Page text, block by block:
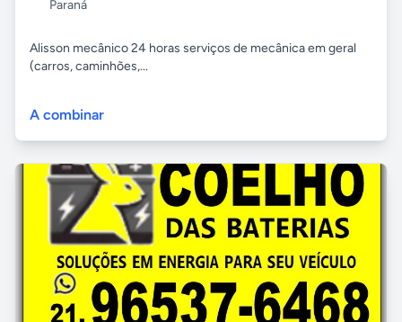
Paraná
Alisson mecânico 24 horas serviços de mecânica em geral
(carros, caminhões,...
A combinar